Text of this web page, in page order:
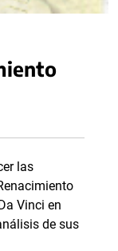
las
Vinci en
de sus